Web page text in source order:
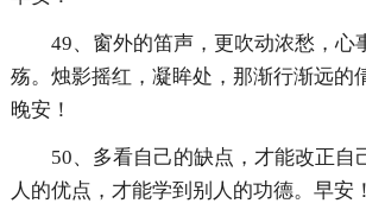
49、窗外的笛声，更吹动浓愁，心
殇。烛影摇红，凝眸处，那渐行渐远的
晚安！
50、多看自己的缺点，才能改正自
人的优点，才能学到别人的功德。早安！